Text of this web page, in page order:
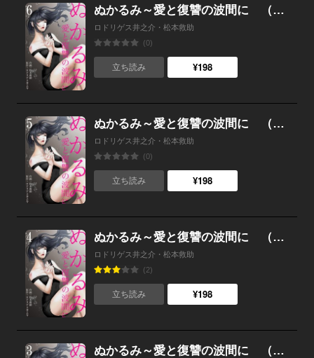
ぬかるみ～愛と復讐の波間に （6）
ロドリゲス井之介・松本救助
(0)
立ち読み ¥198
ぬかるみ～愛と復讐の波間に （5）
ロドリゲス井之介・松本救助
(0)
立ち読み ¥198
ぬかるみ～愛と復讐の波間に （4）
ロドリゲス井之介・松本救助
(2)
立ち読み ¥198
ぬかるみ～愛と復讐の波間に （3）